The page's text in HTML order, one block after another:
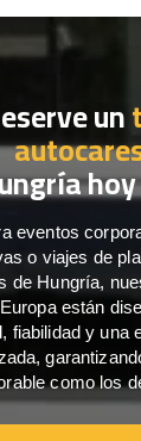
un
eventos
o viajes de
de Hungría,
están
fiabilidad y una
como los